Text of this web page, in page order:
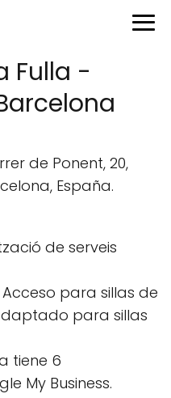
Fulla -
de Ponent, 20,
España.
de serveis
Acceso para sillas de
para sillas
tiene 6
My Business.